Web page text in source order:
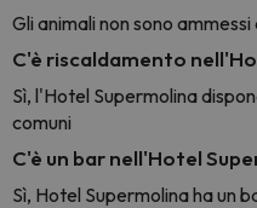
Gli animali non sono
C'è riscaldamento
Sì, l'Hotel Supermolina
comuni
C'è un bar nell'Hotel
Sì, Hotel Supermolina ha un